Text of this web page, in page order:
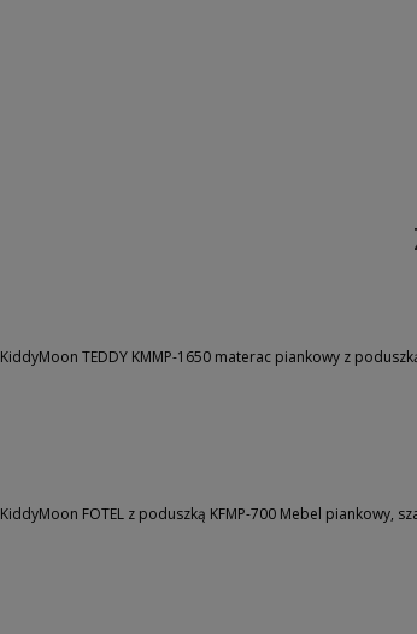
KiddyMoon TEDDY KMMP-1650 materac piankowy z
KiddyMoon FOTEL z poduszką KFMP-700 Mebel piankowy,